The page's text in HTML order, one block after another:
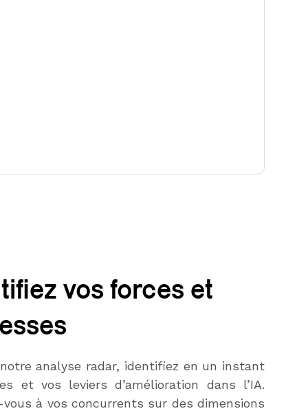
vos forces et
analyse radar, identifiez en un instant
et vos leviers d’amélioration dans l’IA.
vous à vos concurrents sur des dimensions